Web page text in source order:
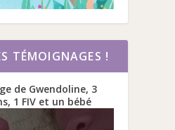
TÉMOIGNAGES !
de Gwendoline, 3
1 FIV et un bébé